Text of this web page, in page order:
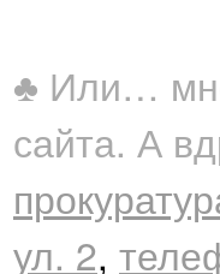
♣ Или…
сайта. А
ул. 2,